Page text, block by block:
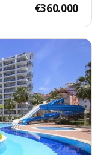
€360.000